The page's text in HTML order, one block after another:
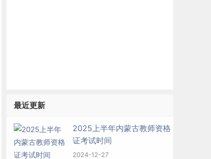
最近更新
2025上半年内蒙古教师资格
证考试时间
2024-12-27